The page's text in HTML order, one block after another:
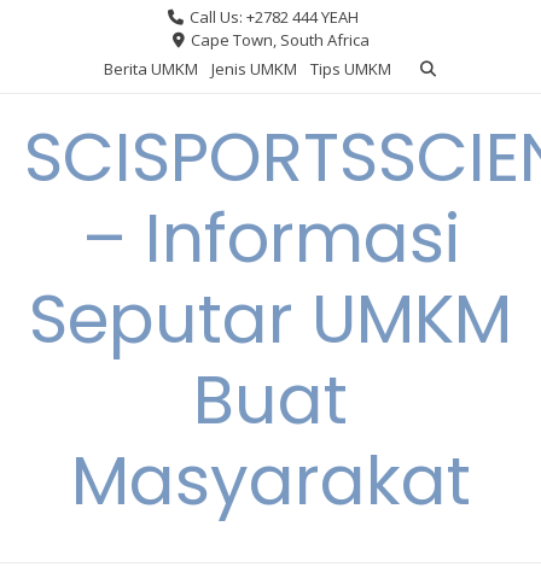
Call Us: +2782 444 YEAH
Cape Town, South Africa
Berita UMKM
Jenis UMKM Tips UMKM
– Informasi
Seputar UMKM
Buat
Masyarakat